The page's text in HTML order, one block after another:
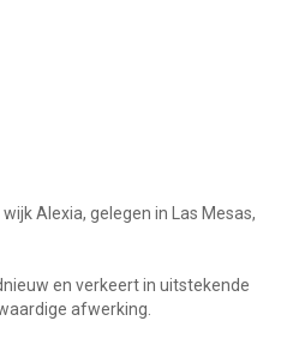
Alexia, gelegen in Las Mesas,
en verkeert in uitstekende
afwerking.